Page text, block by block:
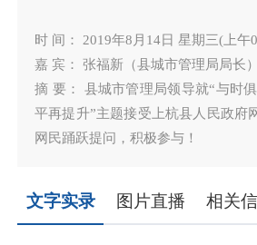
时 间： 2019年8月14日 星期三(上午
嘉 宾： 张福新（县城市管理局局长）
摘 要： 县城市管理局领导就“与时
平再提升”主题接受上杭县人民政府
网民踊跃提问，积极参与！
文字实录 图片直播 相关